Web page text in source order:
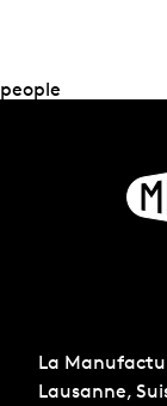
people
La
Lausanne,